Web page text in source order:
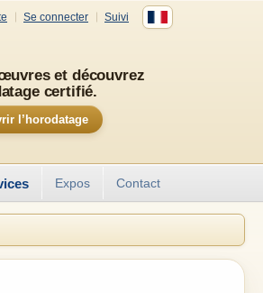
Se connecter Suivi
et découvrez
certifié.
l’horodatage
Expos Contact